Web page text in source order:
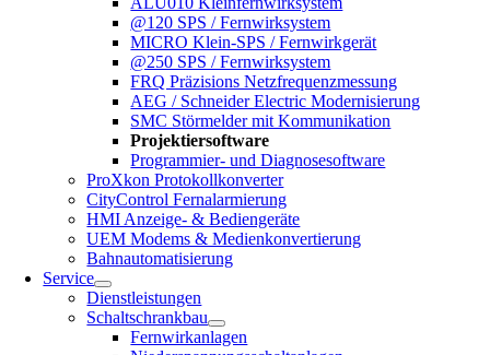
@120 SPS / Fernwirksystem
MICRO Klein-SPS / Fernwirkgerät
@250 SPS / Fernwirksystem
FRQ Präzisions Netzfrequenzmessung
AEG / Schneider Electric Modernisierung
SMC Störmelder mit Kommunikation
Projektiersoftware
Programmier- und Diagnosesoftware
ProXkon Protokollkonverter
CityControl Fernalarmierung
HMI Anzeige- & Bediengeräte
UEM Modems & Medienkonvertierung
Bahnautomatisierung
Service
Dienstleistungen
Schaltschrankbau
Fernwirkanlagen